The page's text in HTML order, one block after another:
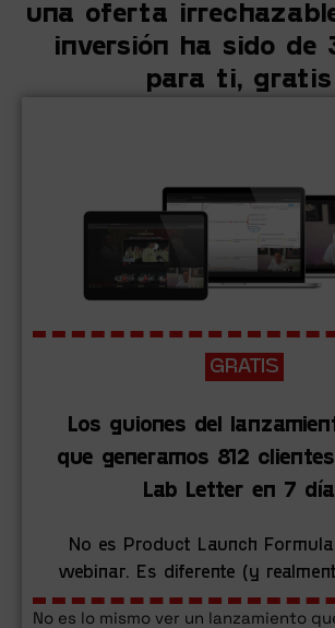
una oferta
inversión ha sido de
para ti,
GRATIS
Los guiones del
que generamos 812
Lab Letter en 7
No es Product Launch
webinar. Es diferente (y
No es lo mismo ver un lanzamiento